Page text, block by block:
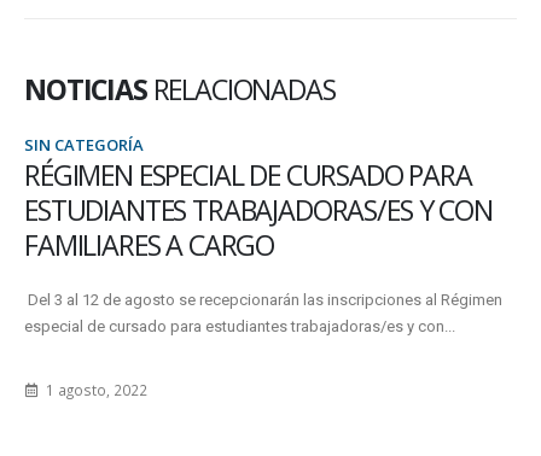
NOTICIAS RELACIONADAS
PARA
ES Y CON
inscripciones al Régimen
es y con...
JORNADA TALLER
PRODUCCIÓN
Jornada-Taller de"Gestión de la
15...